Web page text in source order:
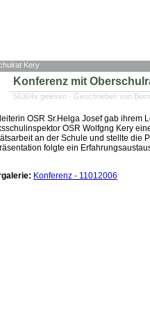
Kery
Konferenz mit
56304x gelesen - Geschrieben von
OSR Sr.Helga Josef gab ihrem
OSR Wolfgng Kery
an der Schule und stellte die
folgte ein
Konferenz - 11012006